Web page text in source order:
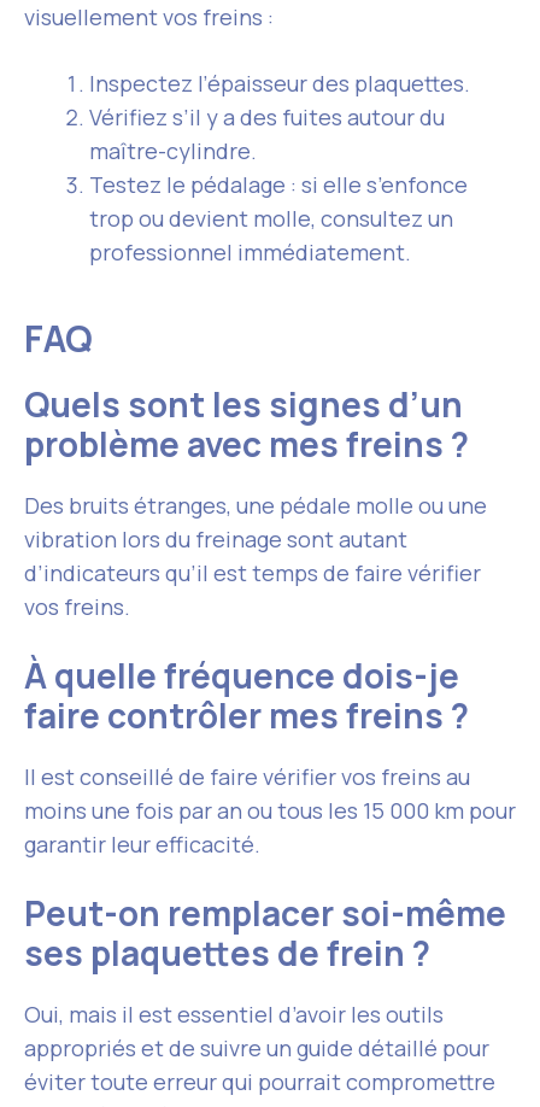
visuellement vos freins :
Inspectez l’épaisseur des plaquettes.
Vérifiez s’il y a des fuites autour du
maître-cylindre.
Testez le pédalage : si elle s’enfonce
trop ou devient molle, consultez un
professionnel immédiatement.
FAQ
Quels sont les signes d’un
problème avec mes freins ?
Des bruits étranges, une pédale molle ou une
vibration lors du freinage sont autant
d’indicateurs qu’il est temps de faire vérifier
vos freins.
À quelle fréquence dois-je
faire contrôler mes freins ?
Il est conseillé de faire vérifier vos freins au
moins une fois par an ou tous les 15 000 km pour
garantir leur efficacité.
Peut-on remplacer soi-même
ses plaquettes de frein ?
Oui, mais il est essentiel d’avoir les outils
appropriés et de suivre un guide détaillé pour
éviter toute erreur qui pourrait compromettre